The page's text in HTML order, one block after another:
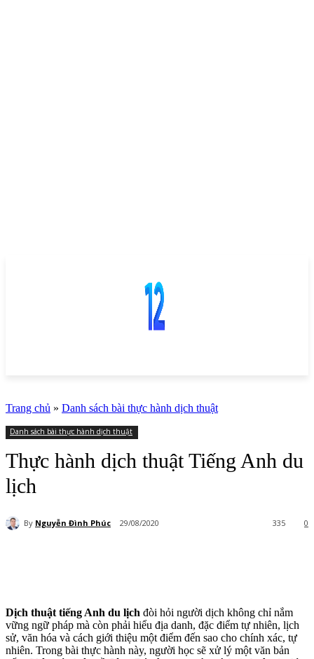
Trang chủ » Danh sách bài thực hành dịch thuật
Danh sách bài thực hành dịch thuật
Thực hành dịch thuật Tiếng Anh du
lịch
By Nguyễn Đình Phúc 29/08/2020 0
335
Dịch thuật tiếng Anh du lịch đòi hỏi người dịch không chỉ nắm
vững ngữ pháp mà còn phải hiểu địa danh, đặc điểm tự nhiên, lịch
sử, văn hóa và cách giới thiệu một điểm đến sao cho chính xác, tự
nhiên. Trong bài thực hành này, người học sẽ xử lý một văn bản